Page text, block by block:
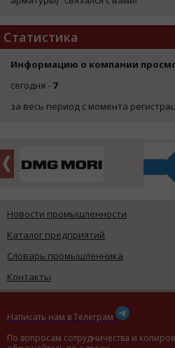
Статистика
Информацию о компании
сегодня - 7
за весь период с момента
Новости промышленности
Каталог предприятий
Словарь промышленника
Контакты
Написать нам в Телеграм
По вопросам сотрудничества и